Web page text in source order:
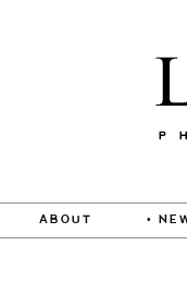
ABOUT •